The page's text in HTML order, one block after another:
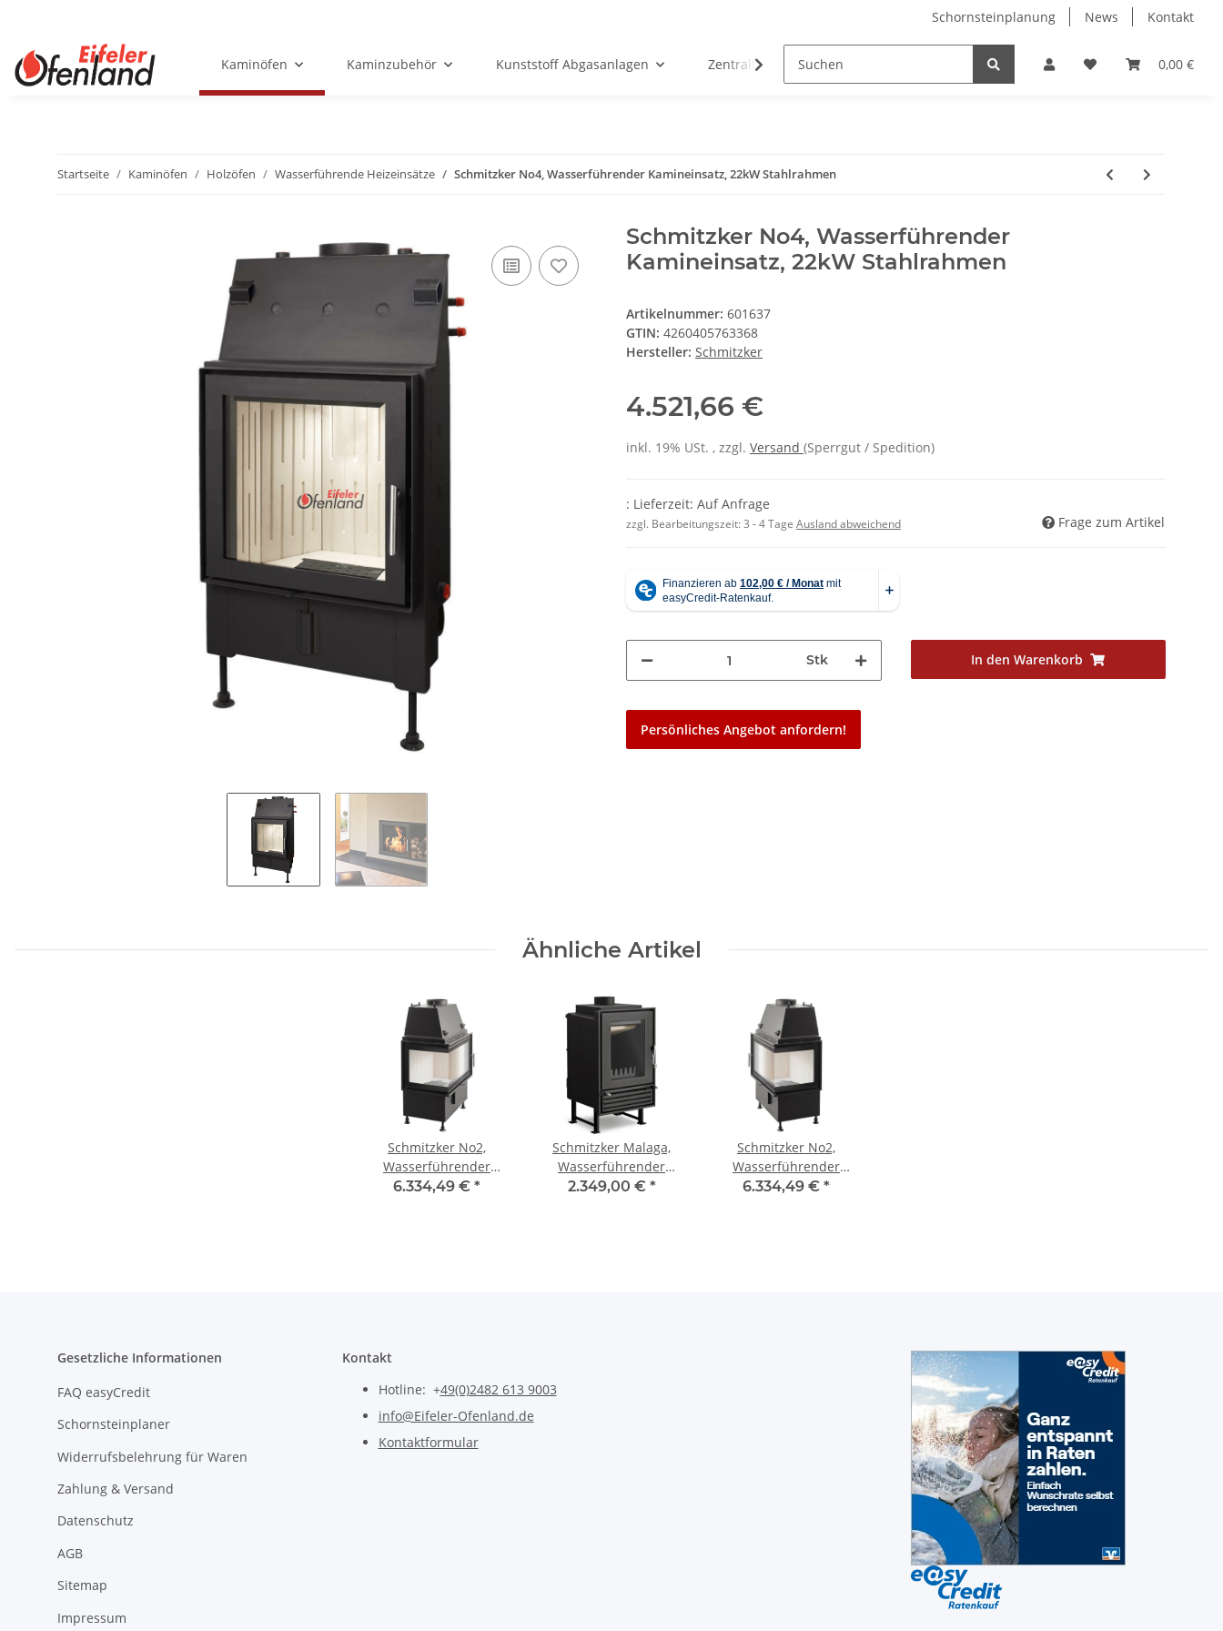
Schornsteinplanung News Kontakt
0,00 €
Kaminöfen Kaminzubehör Kunststoff Abgasanlagen Zentralheizungen
Startseite Kaminöfen Holzöfen Wasserführende Heizeinsätze Schmitzker No4, Wasserführender Kamineinsatz, 22kW Stahlrahmen
Schmitzker No4, Wasserführender
Kamineinsatz, 22kW Stahlrahmen
Artikelnummer: 601637
GTIN: 4260405763368
Hersteller: Schmitzker
4.521,66 €
inkl. 19% USt. , zzgl. Versand (Sperrgut / Spedition)
: Lieferzeit: Auf Anfrage
zzgl. Bearbeitungszeit:3 - 4 Tage Ausland abweichend Frage zum Artikel
Stk In den Warenkorb
Persönliches Angebot anfordern!
Ähnliche Artikel
Schmitzker No2,
Wasserführender
Kamineinsatz, 17 kW
6.334,49 € *
Schmitzker Malaga,
Wasserführender
Kamineinsatz
2.349,00 € *
Schmitzker No2,
Wasserführender
Kamineinsatz, 17 kW
6.334,49 € *
Gesetzliche Informationen
FAQ easyCredit
Schornsteinplaner
Widerrufsbelehrung für Waren
Zahlung & Versand
Datenschutz
AGB
Sitemap
Impressum
Kontakt
Hotline: +49(0)2482 613 9003
info@Eifeler-Ofenland.de
Kontaktformular